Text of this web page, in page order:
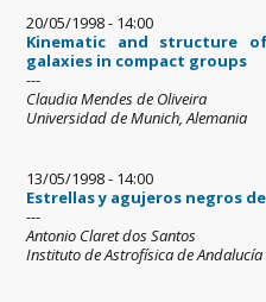
20/05/1998 - 14:00
Kinematic and structure
galaxies in compact groups
---
Claudia Mendes de Oliveira
Universidad de Munich, Alemania
13/05/1998 - 14:00
Estrellas y agujeros negros
---
Antonio Claret dos Santos
Instituto de Astrofísica de Andalucía